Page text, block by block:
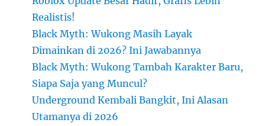
Realistis!
Black Myth: Wukong Masih Layak
Dimainkan di 2026? Ini Jawabannya
Black Myth: Wukong Tambah Karakter Baru,
Siapa Saja yang Muncul?
Underground Kembali Bangkit, Ini Alasan
Utamanya di 2026